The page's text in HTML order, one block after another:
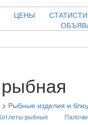
ЦЕНЫ
> Рыбные изделия и
рыбные